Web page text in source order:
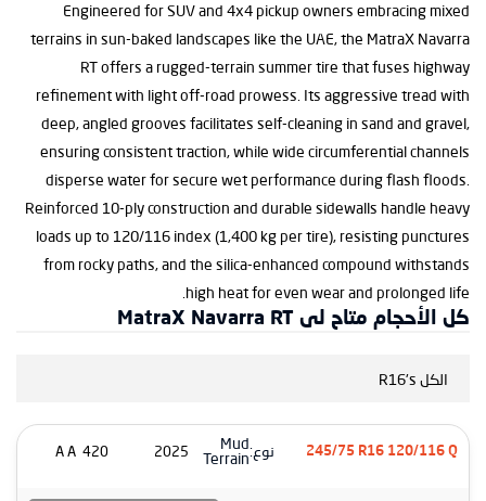
Engineered for SUV and 4x4 pickup owners embracing mixed
terrains in sun-baked landscapes like the UAE, the MatraX Navarra
RT offers a rugged-terrain summer tire that fuses highway
refinement with light off-road prowess. Its aggressive tread with
deep, angled grooves facilitates self-cleaning in sand and gravel,
ensuring consistent traction, while wide circumferential channels
disperse water for secure wet performance during flash floods.
Reinforced 10-ply construction and durable sidewalls handle heavy
loads up to 120/116 index (1,400 kg per tire), resisting punctures
from rocky paths, and the silica-enhanced compound withstands
high heat for even wear and prolonged life.
كل الأحجام متاح لى MatraX Navarra RT
الكل R16's
245/75 R16 120/116 Q نوع:Mud
Terrain
2025
420 A A